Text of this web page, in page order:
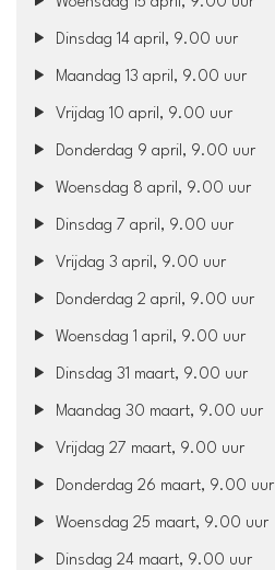
Dinsdag 14 april, 9.00 uur
Maandag 13 april, 9.00 uur
Vrijdag 10 april, 9.00 uur
Donderdag 9 april, 9.00 uur
Woensdag 8 april, 9.00 uur
Dinsdag 7 april, 9.00 uur
Vrijdag 3 april, 9.00 uur
Donderdag 2 april, 9.00 uur
Woensdag 1 april, 9.00 uur
Dinsdag 31 maart, 9.00 uur
Maandag 30 maart, 9.00 uur
Vrijdag 27 maart, 9.00 uur
Donderdag 26 maart, 9.00 uur
Woensdag 25 maart, 9.00 uur
Dinsdag 24 maart, 9.00 uur